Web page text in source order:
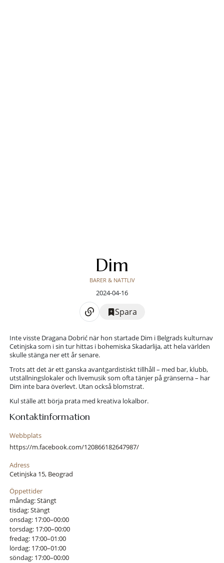
Dim
BARER & NATTLIV
2024-04-16
Spara
Inte visste Dragana Dobrić när hon startade Dim i Belgrads kulturnav
Cetinjska som i sin tur hittas i bohemiska Skadarlija, att hela världen
skulle stänga ner ett år senare.
Trots att det är ett ganska avantgardistiskt tillhåll – med bar, klubb,
utställningslokaler och livemusik som ofta tänjer på gränserna – har
Dim inte bara överlevt. Utan också blomstrat.
Kul ställe att börja prata med kreativa lokalbor.
Kontaktinformation
Webbplats
https://m.facebook.com/120866182647987/
Adress
Cetinjska 15, Beograd
Öppettider
måndag: Stängt
tisdag: Stängt
onsdag: 17:00–00:00
torsdag: 17:00–00:00
fredag: 17:00–01:00
lördag: 17:00–01:00
söndag: 17:00–00:00